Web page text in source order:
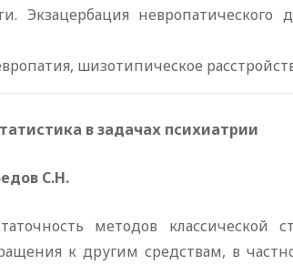
Экзацербация
шизотипическое
в задачах психиатрии
С.Н.
методов
к другим средствам, в